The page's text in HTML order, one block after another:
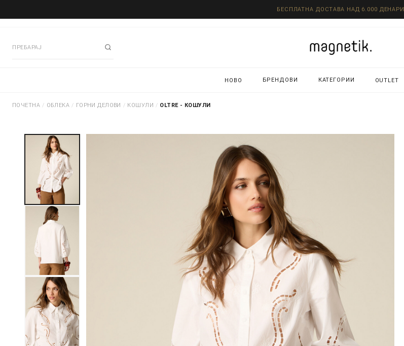
БЕСПЛАТНА ДОСТАВА НАД 6.000 ДЕНАРИ
НОВО БРЕНДОВИ КАТЕГОРИИ OUTLET
ПОЧЕТНА / ОБЛЕКА / ГОРНИ ДЕЛОВИ / КОШУЛИ / OLTRE - КОШУЛИ